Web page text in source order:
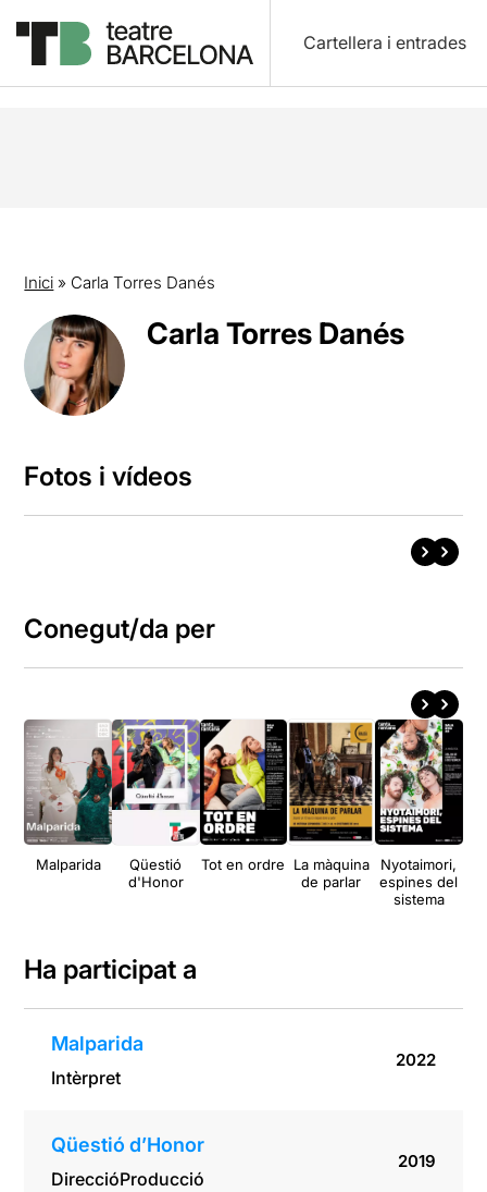
Cartellera i entrades
Inici » Carla Torres Danés
Carla Torres Danés
Fotos i vídeos
Conegut/da per
Malparida
Qüestió
d'Honor
Tot en ordre
La màquina
de parlar
Nyotaimori,
espines del
sistema
Ha participat a
Malparida
Intèrpret
2022
Qüestió d’Honor
DireccióProducció
2019